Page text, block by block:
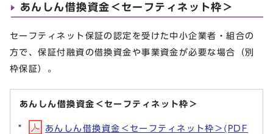
あんしん借換資金＜セーフティネット枠＞
セーフティネット保証の認定を受けた中小企業者・組合の
方で、保証付融資の借換資金や事業資金が必要な場合（別
枠保証）。
あんしん借換資金＜セーフティネット枠＞
あんしん借換資金＜セーフティネット枠＞(PDF